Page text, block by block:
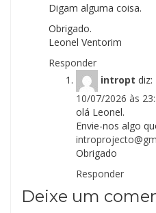
Digam alguma coisa.
Obrigado.
Leonel Ventorim
Responder
intropt diz:
10/07/2026 às
olá Leonel.
Envie-nos algo
Obrigado
Responder
Deixe um